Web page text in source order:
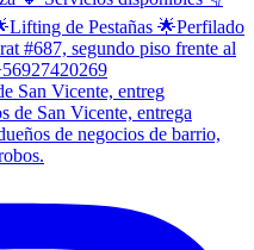
San Vicente, entreg